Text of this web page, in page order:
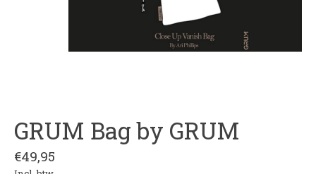
GRUM Bag by GRUM
€49,95